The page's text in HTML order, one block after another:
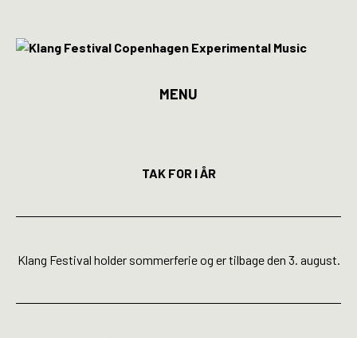
MENU
Billetter
Kunstnere
Spillesteder
INFO
TAK FOR I ÅR
Klang Festival holder sommerferie og er tilbage den 3. august.